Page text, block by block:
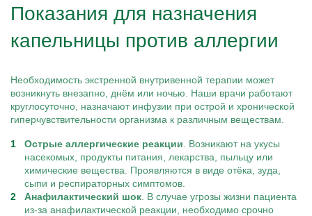
Показания для назначения
капельницы против аллергии
Необходимость экстренной внутривенной терапии может
возникнуть внезапно, днём или ночью. Наши врачи работают
круглосуточно, назначают инфузии при острой и хронической
гиперчувствительности организма к различным веществам.
Острые аллергические реакции . Возникают на укусы
насекомых, продукты питания, лекарства, пыльцу или
химические вещества. Проявляются в виде отёка, зуда,
сыпи и респираторных симптомов.
Анафилактический шок . В случае угрозы жизни пациента
из-за анафилактической реакции, необходимо срочно